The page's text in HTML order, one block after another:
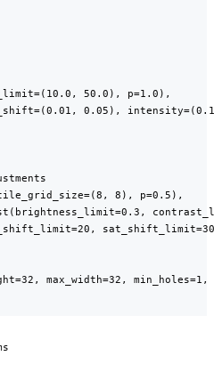
50.0), p=1.0),
0.05),
8), p=0.5),
max_width=32,